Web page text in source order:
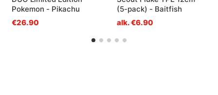
Pokemon - Pikachu
€26.90
(5-pack) - Baitfish
alk. €6.90